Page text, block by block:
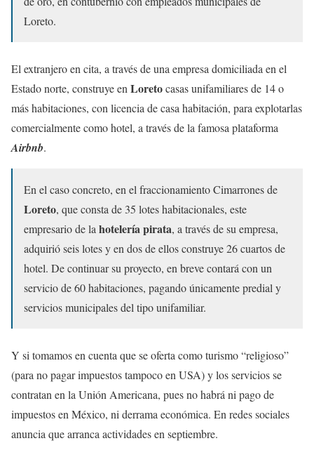
Loreto.
El extranjero en cita, a través de una empresa domiciliada en el
Estado norte, construye enLoretocasas unifamiliares de 14 o
más habitaciones, con licencia de casa habitación, para explotarlas
comercialmente como hotel, a través de la famosa plataforma
Airbnb.
En el caso concreto, en el fraccionamiento Cimarrones de
Loreto, que consta de 35 lotes habitacionales, este
empresario de lahotelería pirata, a través de su empresa,
adquirió seis lotes y en dos de ellos construye 26 cuartos de
hotel. De continuar su proyecto, en breve contará con un
servicio de 60 habitaciones, pagando únicamente predial y
servicios municipales del tipo unifamiliar.
Y si tomamos en cuenta que se oferta como turismo “religioso”
(para no pagar impuestos tampoco en USA) y los servicios se
contratan en la Unión Americana, pues no habrá ni pago de
impuestos en México, ni derrama económica. En redes sociales
anuncia que arranca actividades en septiembre.